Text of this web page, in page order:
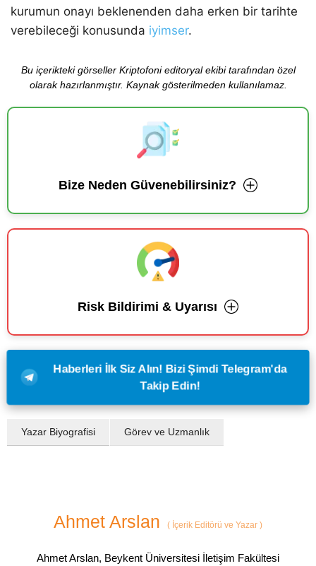
kurumun onayı beklenenden daha erken bir tarihte
verebileceği konusunda iyimser.
Bu içerikteki görseller Kriptofoni editoryal ekibi tarafından özel
olarak hazırlanmıştır. Kaynak gösterilmeden kullanılamaz.
Bize Neden Güvenebilirsiniz?
Risk Bildirimi & Uyarısı
Haberleri İlk Siz Alın! Bizi Şimdi Telegram'da
Takip Edin!
Yazar Biyografisi Görev ve Uzmanlık
Ahmet Arslan ( İçerik Editörü ve Yazar )
Ahmet Arslan, Beykent Üniversitesi İletişim Fakültesi